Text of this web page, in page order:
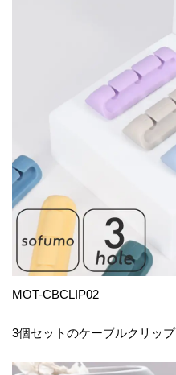
MOT-CBCLIP02
3個セットのケーブルクリップ